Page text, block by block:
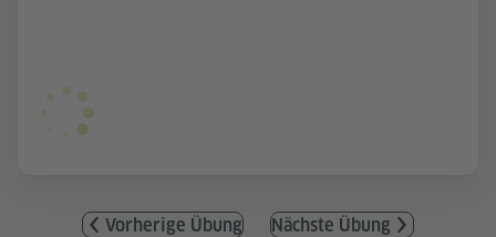
Vorherige Übung Nächste Übung